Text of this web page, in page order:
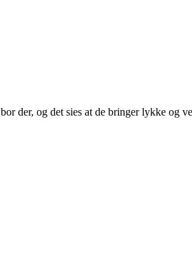
der, og det sies at de bringer lykke og